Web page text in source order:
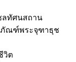
ทัศนสถาน
ณฑ์พระจุฑาธุช
วิต